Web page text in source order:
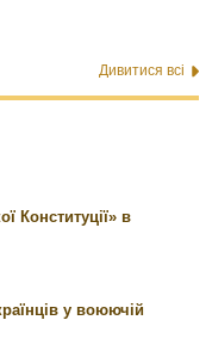
Дивитися всі
Конституції» в
у воюючій